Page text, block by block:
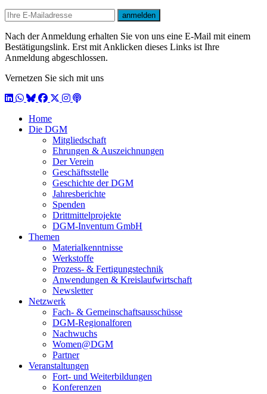
E-mail
anmelden
Nach der Anmeldung erhalten Sie von uns eine E-Mail mit einem
Bestätigungslink. Erst mit Anklicken dieses Links ist Ihre
Anmeldung abgeschlossen.
Vernetzen Sie sich mit uns
LinkedIn
WhatsApp
BlueSky
Facebook
X / Twitter
Instagram
Podcast
Home
Die DGM
Mitgliedschaft
Ehrungen & Auszeichnungen
Der Verein
Geschäftsstelle
Geschichte der DGM
Jahresberichte
Spenden
Drittmittelprojekte
DGM-Inventum GmbH
Themen
Materialkenntnisse
Werkstoffe
Prozess- & Fertigungstechnik
Anwendungen & Kreislaufwirtschaft
Newsletter
Netzwerk
Fach- & Gemeinschaftsausschüsse
DGM-Regionalforen
Nachwuchs
Women@DGM
Partner
Veranstaltungen
Fort- und Weiterbildungen
Konferenzen